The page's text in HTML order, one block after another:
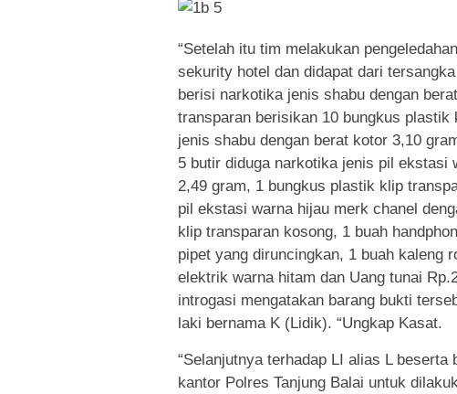
“Setelah itu tim melakukan
sekurity hotel dan didapat dari
berisi narkotika jenis shabu dengan
transparan berisikan 10 bungkus
jenis shabu dengan berat kotor 3,10
5 butir diduga narkotika jenis pil ekstasi
2,49 gram, 1 bungkus plastik klip
pil ekstasi warna hijau merk chanel
klip transparan kosong, 1 buah
pipet yang diruncingkan, 1 buah kaleng
elektrik warna hitam dan Uang tunai
introgasi mengatakan barang bukti
laki bernama K (Lidik). “Ungkap Kasat.
“Selanjutnya terhadap LI alias L
kantor Polres Tanjung Balai untuk